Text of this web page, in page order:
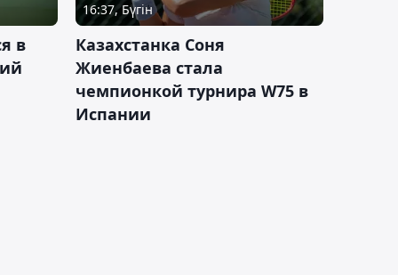
в
16:37, Бүгін
Казахстанка Соня
Жиенбаева стала
чемпионкой турнира W75 в
Испании